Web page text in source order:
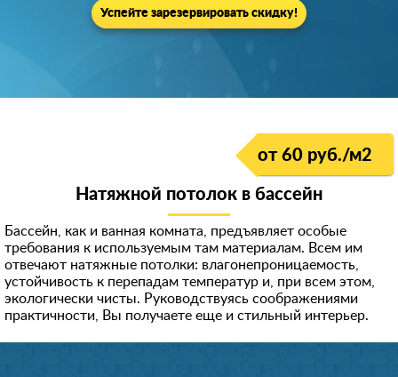
Успейте зарезервировать скидку!
от 60 руб./м2
Натяжной потолок в бассейн
Бассейн, как и ванная комната, предъявляет особые
требования к используемым там материалам. Всем им
отвечают натяжные потолки: влагонепроницаемость,
устойчивость к перепадам температур и, при всем этом,
экологически чисты. Руководствуясь соображениями
практичности, Вы получаете еще и стильный интерьер.